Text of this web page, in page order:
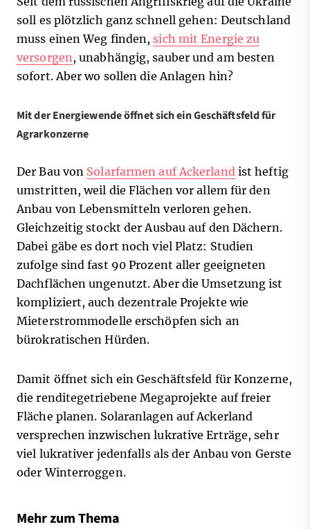
soll es plötzlich ganz schnell gehen: Deutschland
muss einen Weg finden, sich mit Energie zu
versorgen, unabhängig, sauber und am besten
sofort. Aber wo sollen die Anlagen hin?
Mit der Energiewende öffnet sich ein Geschäftsfeld für
Agrarkonzerne
Der Bau von Solarfarmen auf Ackerlandist heftig
umstritten, weil die Flächen vor allem für den
Anbau von Lebensmitteln verloren gehen.
Gleichzeitig stockt der Ausbau auf den Dächern.
Dabei gäbe es dort noch viel Platz: Studien
zufolge sind fast 90 Prozent aller geeigneten
Dachflächen ungenutzt. Aber die Umsetzung ist
kompliziert, auch dezentrale Projekte wie
Mieterstrommodelle erschöpfen sich an
bürokratischen Hürden.
Damit öffnet sich ein Geschäftsfeld für Konzerne,
die renditegetriebene Megaprojekte auf freier
Fläche planen. Solaranlagen auf Ackerland
versprechen inzwischen lukrative Erträge, sehr
viel lukrativer jedenfalls als der Anbau von Gerste
oder Winterroggen.
Mehr zum Thema